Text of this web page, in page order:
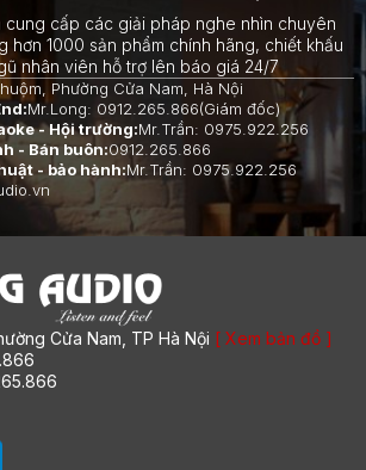
cung cấp các giải pháp nghe nhìn chuyên
hơn 1000 sản phẩm chính hãng, chiết khấu
nhân viên hỗ trợ lên báo giá 24/7
Phường Cửa Nam, Hà Nội
Mr.Long: 0912.265.866(Giám đốc)
- Hội trường:Mr.Trần: 0975.922.256
- Bán buôn:0912.265.866
- bảo hành:Mr.Trần: 0975.922.256
Cửa Nam, TP Hà Nội [ Xem bản đồ ]